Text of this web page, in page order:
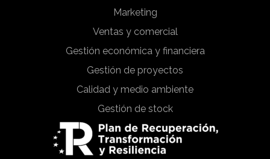
Marketing
Ventas y comercial
Gestión económica y financiera
Gestión de proyectos
Calidad y medio ambiente
Gestión de stock